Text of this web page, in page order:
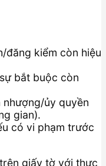
đăng kiểm còn hiệu
bắt buộc còn
nhượng/ủy quyền
gian).
có vi phạm trước
giấy tờ với thực